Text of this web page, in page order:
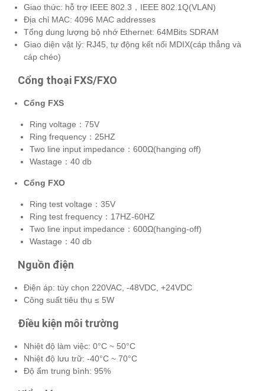
Giao thức: hỗ trợ IEEE 802.3，IEEE 802.1Q(VLAN)
Địa chỉ MAC: 4096 MAC addresses
Tổng dung lượng bộ nhớ Ethernet: 64MBits SDRAM
Giao diện vật lý: RJ45, tự động kết nối MDIX(cáp thẳng và
cáp chéo)
Cổng thoại FXS/FXO
Cổng FXS
Ring voltage：75V
Ring frequency：25HZ
Two line input impedance：600Ω(hanging off)
Wastage：40 db
Cổng FXO
Ring test voltage：35V
Ring test frequency：17HZ-60HZ
Two line input impedance：600Ω(hanging-off)
Wastage：40 db
Nguồn điện
Điện áp: tùy chọn 220VAC, -48VDC, +24VDC
Công suất tiêu thụ ≤ 5W
Điều kiện môi trường
Nhiệt độ làm việc: 0°C ~ 50°C
Nhiệt độ lưu trữ: -40°C ~ 70°C
Độ ẩm trung bình: 95%